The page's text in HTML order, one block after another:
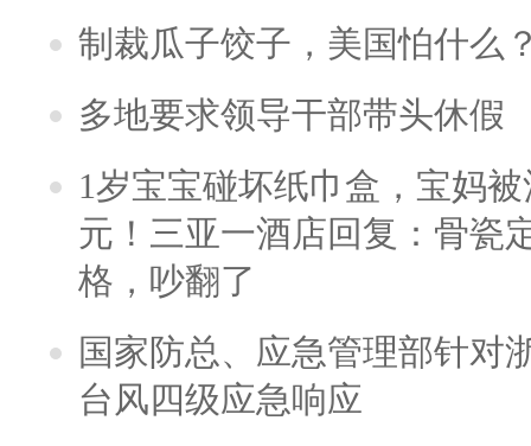
制裁瓜子饺子，美国怕什么
多地要求领导干部带头休假
1岁宝宝碰坏纸巾盒，宝妈
元！三亚一酒店回复：骨瓷
格，吵翻了
国家防总、应急管理部针对
台风四级应急响应